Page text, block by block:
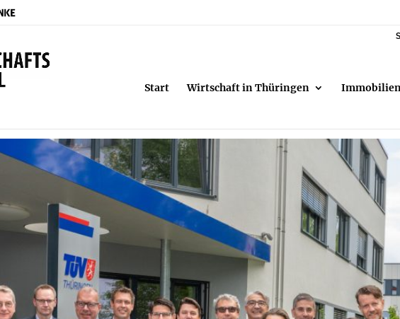
Start Wirtschaft in Thüringen